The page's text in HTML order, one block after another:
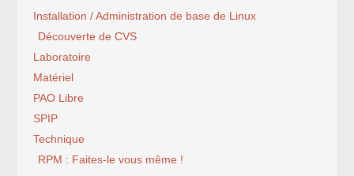
Installation / Administration de base de Linux
Découverte de CVS
Laboratoire
Matériel
PAO Libre
SPIP
Technique
RPM : Faites-le vous même !